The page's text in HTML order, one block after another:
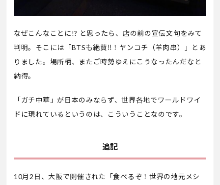
なぜこんなことに!? と思ったら、店の前の宣伝文句をみて
判明。そこには「BTSも絶賛‼！ヤンコチ（羊肉串）」とあ
りました。場所柄、またご時勢ゆえにこうなったんだなと
納得。
「ガチ中華」が日本のみならず、世界各地でワールドワイ
ドに現れているというのは、こういうことなのです。
追記
10月2日、大阪で開催された「食べるぞ！世界の地元メシ